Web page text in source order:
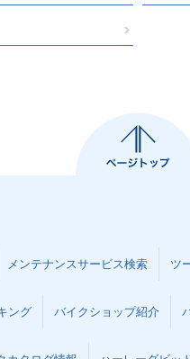
メンテナンスサービス検索 ツ
ング バイクショップ紹介